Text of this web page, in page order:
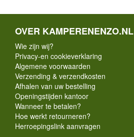
OVER KAMPERENENZO.NL
Wie zijn wij?
Privacy-en cookieverklaring
Algemene voorwaarden
Verzending & verzendkosten
Afhalen van uw bestelling
Openingstijden kantoor
Wanneer te betalen?
Hoe werkt retourneren?
Herroepingslink aanvragen